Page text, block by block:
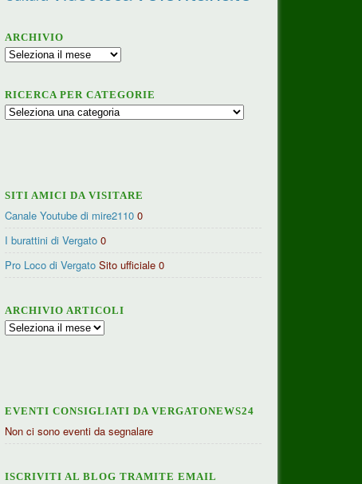
ARCHIVIO
Archivio
RICERCA PER CATEGORIE
Ricerca
SITI AMICI DA VISITARE
Canale Youtube di mire2110 0
I burattini di Vergato 0
Pro Loco di Vergato Sito ufficiale 0
ARCHIVIO ARTICOLI
Archivio
EVENTI CONSIGLIATI DA VERGATONEWS24
Non ci sono eventi da segnalare
ISCRIVITI AL BLOG TRAMITE EMAIL